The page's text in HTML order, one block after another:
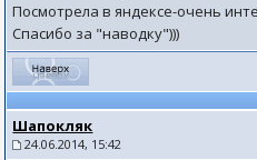
Посмотрела в яндексе-очень
Спасибо за "наводку")))
Шапокляк
24.06.2014, 15:42